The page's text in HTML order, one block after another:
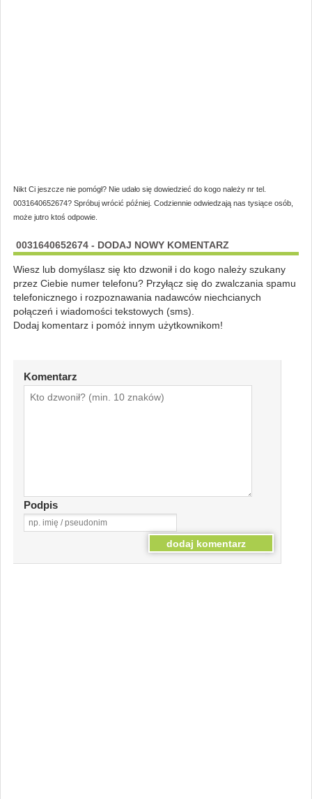
Nikt Ci jeszcze nie pomógł? Nie udało się dowiedzieć do kogo należy nr tel.
0031640652674? Spróbuj wrócić później. Codziennie odwiedzają nas tysiące osób,
może jutro ktoś odpowie.
0031640652674 - DODAJ NOWY KOMENTARZ
Wiesz lub domyślasz się kto dzwonił i do kogo należy szukany
przez Ciebie numer telefonu? Przyłącz się do zwalczania spamu
telefonicznego i rozpoznawania nadawców niechcianych
połączeń i wiadomości tekstowych (sms).
Dodaj komentarz i pomóż innym użytkownikom!
Komentarz
Podpis